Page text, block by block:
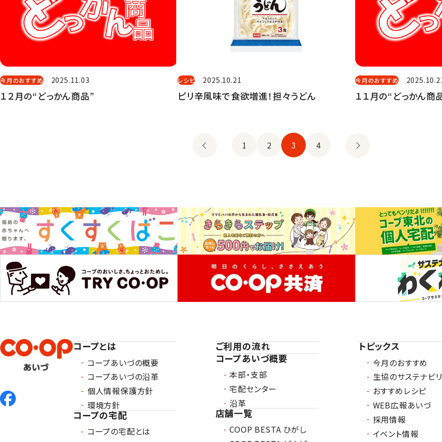
今月のおすすめ 2025.11.03
１２月の“どっかん商品”
レシピ 2025.10.21
ピリ辛風味で食欲増進！担々うどん
今月のおすすめ
１１月の“どっかん商
1 2 3 4
コープとは
コープあいづの概要
コープあいづの沿革
個人情報保護方針
環境方針
コープの宅配
コープの宅配とは
ご利用の流れ
コープあいづ概要
本部・支部
宅配センター
沿革
店舗一覧
COOP BESTA ひがし
トピックス
今月のおすすめ
生協のサステナビ
おすすめレシピ
WEB広報あいづ
採用情報
イベント情報